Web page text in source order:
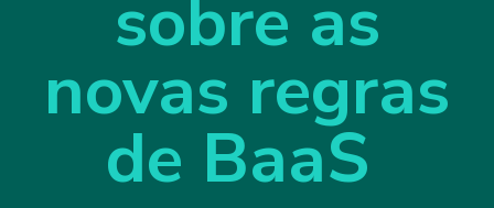
sobre as
novas regras
de BaaS